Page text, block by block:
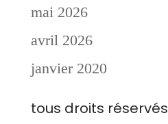
mai 2026
avril 2026
janvier 2020
tous droits réservés